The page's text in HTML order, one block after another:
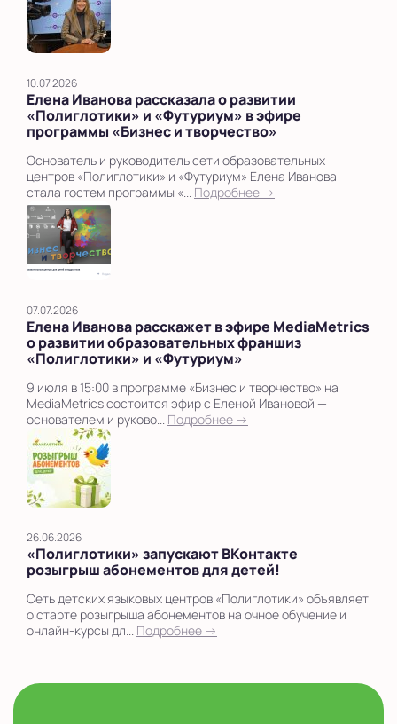
10.07.2026
Елена Иванова рассказала о развитии
«Полиглотики» и «Футуриум» в эфире
программы «Бизнес и творчество»
Основатель и руководитель сети образовательных
центров «Полиглотики» и «Футуриум» Елена Иванова
стала гостем программы «... Подробнее →
07.07.2026
Елена Иванова расскажет в эфире MediaMetrics
о развитии образовательных франшиз
«Полиглотики» и «Футуриум»
9 июля в 15:00 в программе «Бизнес и творчество» на
MediaMetrics состоится эфир с Еленой Ивановой —
основателем и руково... Подробнее →
26.06.2026
«Полиглотики» запускают ВКонтакте
розыгрыш абонементов для детей!
Сеть детских языковых центров «Полиглотики» объявляет
о старте розыгрыша абонементов на очное обучение и
онлайн-курсы дл... Подробнее →